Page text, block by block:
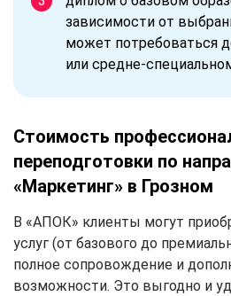
зависимости от
может потребоваться
или средне-
Стоимость
переподготовки по
«Маркетинг» в Грозном
В «АПОК» клиенты могут
услуг (от базового до
полное сопровождение и
возможности. Это выгодно и